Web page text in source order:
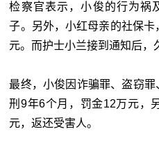
检察官表示，小俊的行为祸
子。另外，小红母亲的社保
元。而护士小兰接到通知后，
最终，小俊因诈骗罪、盗窃
刑9年6个月，罚金12万元，
元，返还受害人。